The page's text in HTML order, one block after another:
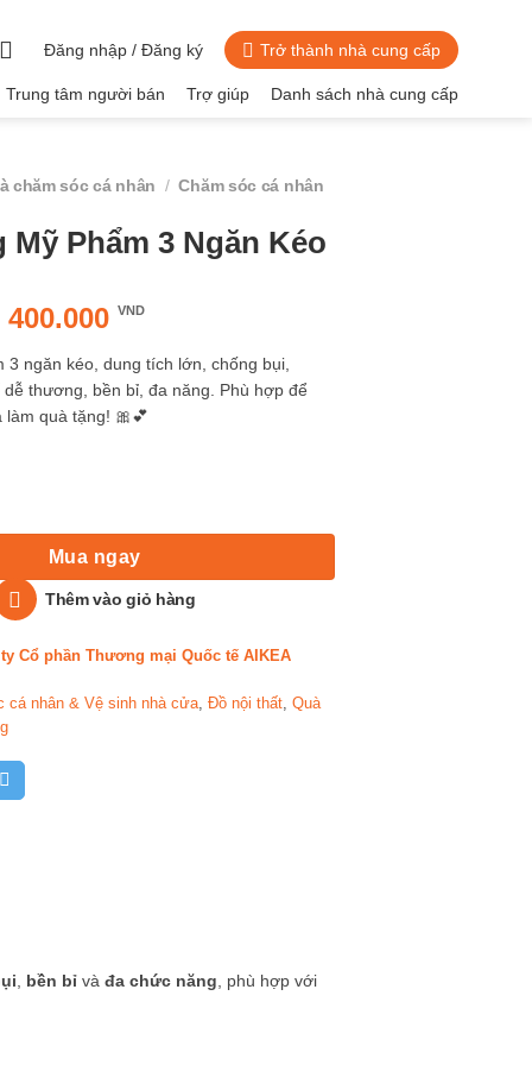
Đăng nhập / Đăng ký Trở thành nhà cung cấp
Trung tâm người bán Trợ giúp Danh sách nhà cung cấp
chăm sóc cá nhân / Chăm sóc cá nhân
Phẩm 3 Ngăn Kéo
Giá
là:
420.000 VND.
400.000 VNDGiá
tại
là:
3 ngăn kéo, dung tích lớn, chống bụi,
thương, bền bỉ, đa năng. Phù hợp để
quà tặng! 🎀💕
3 Ngăn Kéo số lượng
Mua ngay
Thêm vào giỏ hàng
Cổ phần Thương mại Quốc tế AIKEA
cá nhân & Vệ sinh nhà cửa, Đồ nội thất, Quà
, bền bỉ vàđa chức năng, phù hợp với